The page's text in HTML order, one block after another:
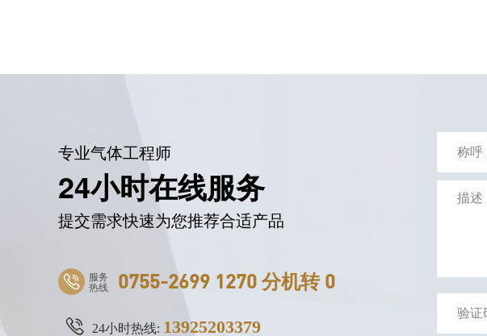
专业气体工程师
24小时在线服务
提交需求快速为您推荐合适产品
服务
热线 0755-2699 1270 分机转 0
24小时热线: 13925203379